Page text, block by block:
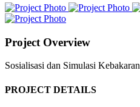
Project Overview
Sosialisasi dan Simulasi Kebakaran
PROJECT DETAILS